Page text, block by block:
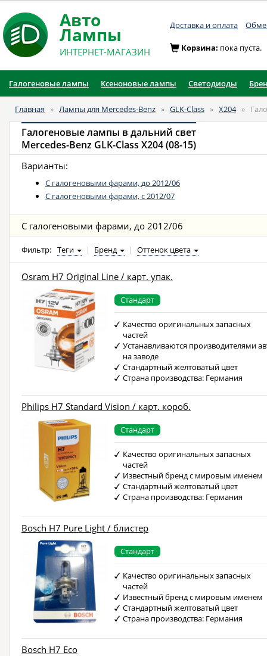
Авто
Лампы
ИНТЕРНЕТ-МАГАЗИН
Доставка и оплата
Корзина: пока пуста.
Галогеновые лампы Ксеноновые лампы Светодиоды
Главная » Лампы для Mercedes-Benz » GLK-Class » X204 »
Галогеновые лампы в дальний свет
Mercedes-Benz GLK-Class X204 (08-15)
Варианты:
С галогеновыми фарами, до 2012/06
С галогеновыми фарами, с 2012/07
С галогеновыми фарами, до 2012/06
Фильтр: Теги | Бренд | Оттенок цвета
Osram H7 Original Line / карт. упак.
Стандарт
Качество оригинальных запасных
частей
Устанавливаются производителями
на заводе
Стандартный желтоватый цвет
Страна производства: Германия
Philips H7 Standard Vision / карт. короб.
Стандарт
Качество оригинальных запасных
частей
Известный бренд с мировым именем
Стандартный желтоватый цвет
Страна производства: Германия
Bosch H7 Pure Light / блистер
Стандарт
Качество оригинальных запасных
частей
Известный бренд с мировым именем
Стандартный желтоватый цвет
Страна производства: Германия
Bosch H7 Eco